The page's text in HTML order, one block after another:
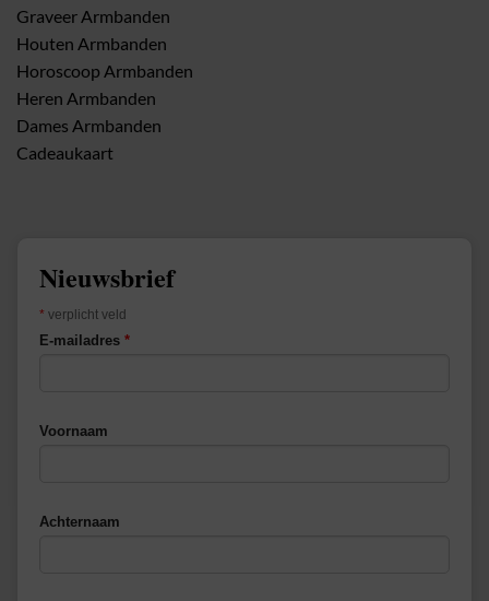
Graveer Armbanden
Houten Armbanden
Horoscoop Armbanden
Heren Armbanden
Dames Armbanden
Cadeaukaart
Nieuwsbrief
* verplicht veld
E-mailadres *
Voornaam
Achternaam